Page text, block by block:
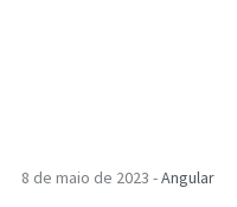
8 de maio de 2023 -Angular